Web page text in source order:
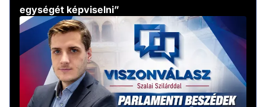
egységét képviselni”